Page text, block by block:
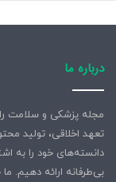
درباره ما
مجله پزشکی و سلامت
دانسته‌های خود را به
بی‌طرفانه ارائه دهیم.